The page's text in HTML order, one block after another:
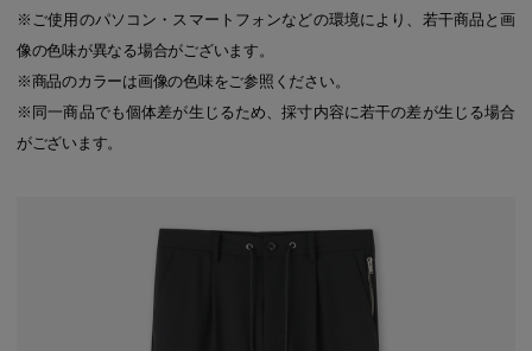
※ご使用のパソコン・スマートフォンなどの環境により、若干商品と画
像の色味が異なる場合がございます。
※商品のカラーは画像の色味をご参照ください。
※同一商品でも個体差が生じるため、採寸内容に若干の差が生じる場合
がございます。